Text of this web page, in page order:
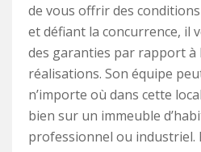
de vous offrir des
et défiant la concurrence, il
des garanties par rapport à
réalisations. Son équipe
n’importe où dans cette
bien sur un immeuble
professionnel ou industriel.